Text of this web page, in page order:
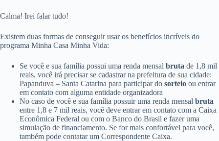
Calma! Irei falar tudo!
Existem duas formas de conseguir usar os benefícios incríveis do
programa Minha Casa Minha Vida:
Se você e sua família possui uma renda mensal bruta de 1,8 mil
reais, você irá precisar se cadastrar na prefeitura de sua cidade:
Papanduva – Santa Catarina para participar do sorteio ou entrar
em contato com alguma entidade organizadora
No caso de você e sua família possuir uma renda mensal bruta
entre 1,8 e 7 mil reais, você deve entrar em contato com a Caixa
Econômica Federal ou com o Banco do Brasil e fazer uma
simulação de financiamento. Se for mais confortável para você,
também pode contatar um Correspondente Caixa.